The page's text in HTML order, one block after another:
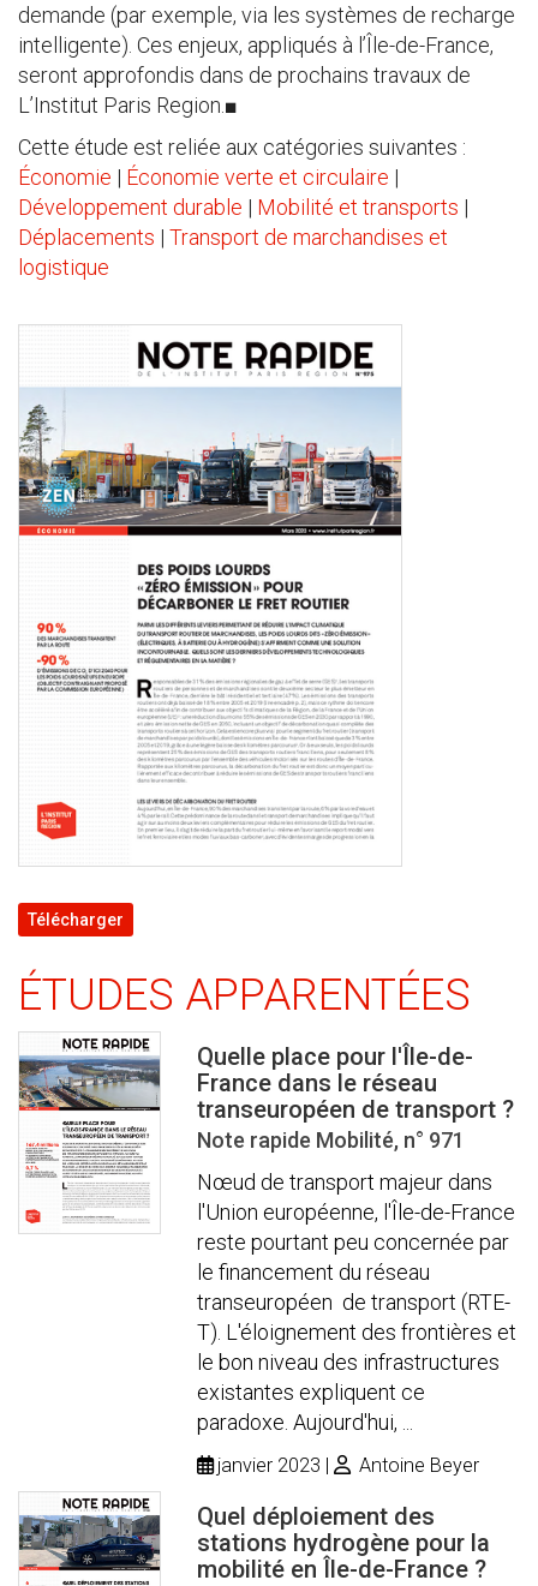
demande (par exemple, via les systèmes de recharge
intelligente). Ces enjeux, appliqués à l’Île-de-France,
seront approfondis dans de prochains travaux de
L’Institut Paris Region.■
Cette étude est reliée aux catégories suivantes :
Économie | Économie verte et circulaire |
Développement durable | Mobilité et transports |
Déplacements | Transport de marchandises et
logistique
Télécharger
ÉTUDES APPARENTÉES
Quelle place pour l'Île-de-
France dans le réseau
transeuropéen de transport ?
Note rapide Mobilité, n° 971
Nœud de transport majeur dans
l'Union européenne, l'Île-de-France
reste pourtant peu concernée par
le financement du réseau
transeuropéen de transport (RTE-
T). L'éloignement des frontières et
le bon niveau des infrastructures
existantes expliquent ce
paradoxe. Aujourd'hui, ...
janvier 2023 Antoine Beyer
Quel déploiement des
stations hydrogène pour la
mobilité en Île-de-France ?